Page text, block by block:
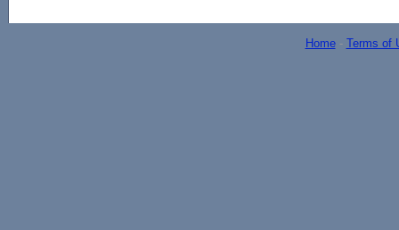
Home- Terms of